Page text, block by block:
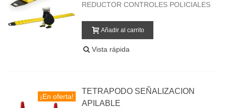
REDUCTOR CONTROLES POLICIALES
Añadir al carrito
Vista rápida
¡En oferta!
TETRAPODO SEÑALIZACION
APILABLE